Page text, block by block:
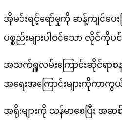
အိုမင်းရင့်ရော်မှုကို ဆန့်ကျင်ပေး
ပစ္စည်းများပါဝင်သော လိုင်ကိုပင်
အသက်ရှူလမ်းကြောင်းဆိုင်ရာ
အရေးအကြောင်းများကိုကာကွ
အရိုးများကို သန်မာစေပြီး အဆ